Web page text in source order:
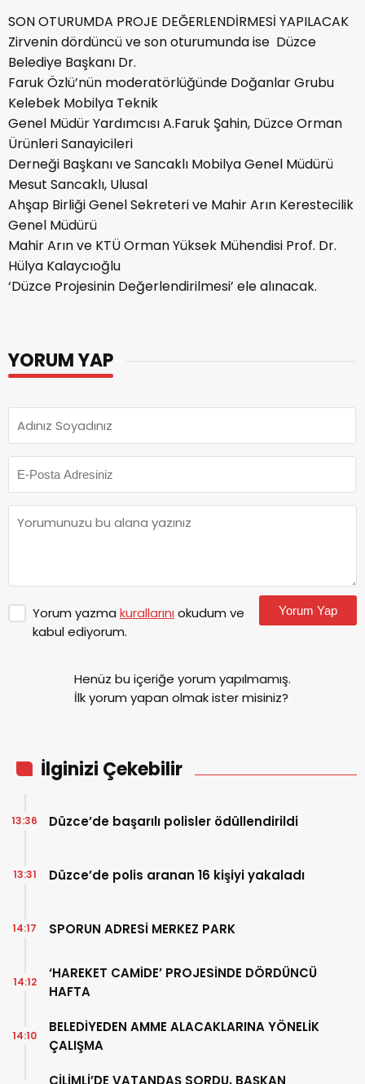
SON OTURUMDA PROJE DEĞERLENDİRMESİ YAPILACAK
Zirvenin dördüncü ve son oturumunda ise Düzce
Belediye Başkanı Dr.
Faruk Özlü’nün moderatörlüğünde Doğanlar Grubu
Kelebek Mobilya Teknik
Genel Müdür Yardımcısı A.Faruk Şahin, Düzce Orman
Ürünleri Sanayicileri
Derneği Başkanı ve Sancaklı Mobilya Genel Müdürü
Mesut Sancaklı, Ulusal
Ahşap Birliği Genel Sekreteri ve Mahir Arın Kerestecilik
Genel Müdürü
Mahir Arın ve KTÜ Orman Yüksek Mühendisi Prof. Dr.
Hülya Kalaycıoğlu
‘Düzce Projesinin Değerlendirilmesi’ ele alınacak.
YORUM YAP
Yorum yazma kurallarını okudum ve
kabul ediyorum.
Yorum Yap
Henüz bu içeriğe yorum yapılmamış.
İlk yorum yapan olmak ister misiniz?
İlginizi Çekebilir
Düzce’de başarılı polisler ödüllendirildi
13:36
Düzce’de polis aranan 16 kişiyi yakaladı
13:31
SPORUN ADRESİ MERKEZ PARK
14:17
‘HAREKET CAMİDE’ PROJESİNDE DÖRDÜNCÜ
HAFTA
14:12
BELEDİYEDEN AMME ALACAKLARINA YÖNELİK
ÇALIŞMA
14:10
ÇİLİMLİ’DE VATANDAŞ SORDU, BAŞKAN